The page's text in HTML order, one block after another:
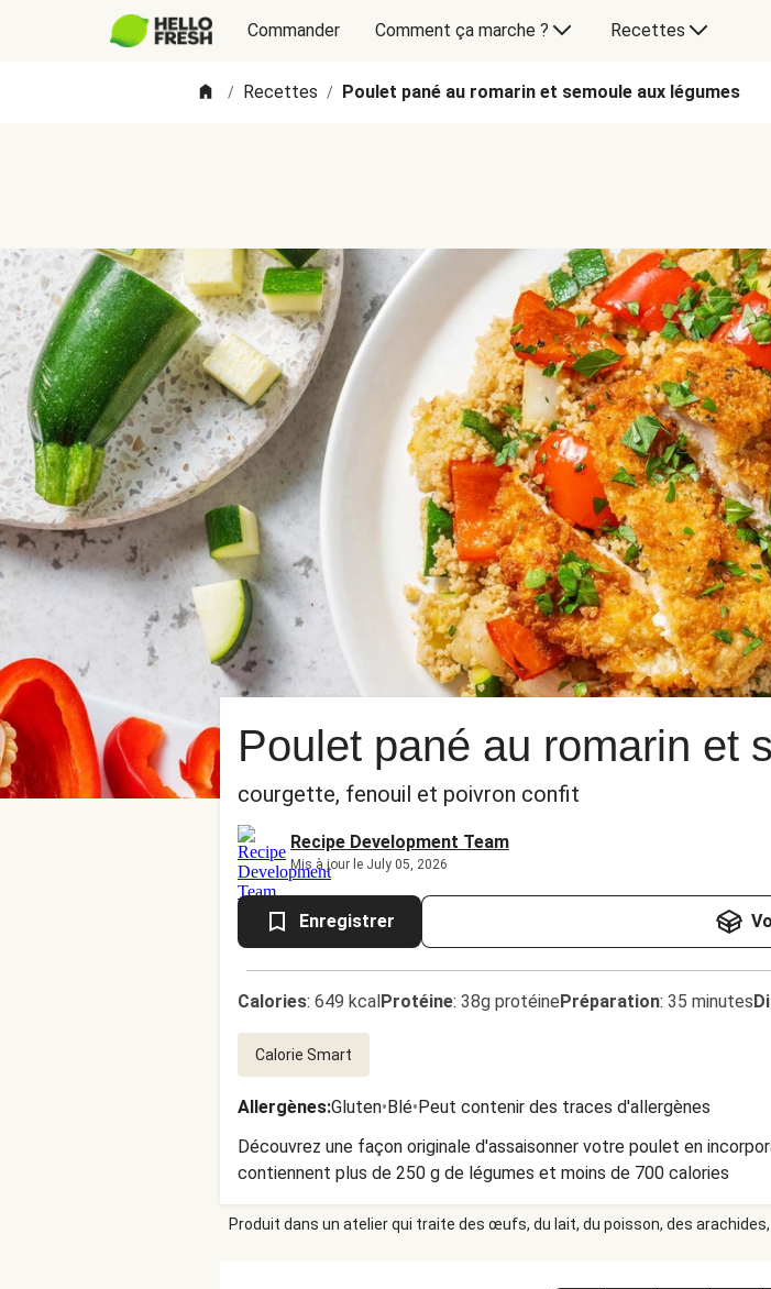
Commander Comment ça marche ? Recettes
/ Recettes / Poulet pané au romarin et semoule aux légumes
Poulet pané au romarin et
courgette, fenouil et poivron confit
Recipe Development Team
Mis à jour le July 05, 2026
Enregistrer
Calories: 649 kcalProtéine: 38g protéinePréparation: 35 minutes
Calorie Smart
Allergènes:Gluten•Blé•Peut contenir des traces d'allergènes
Découvrez une façon originale d'assaisonner votre poulet en
contiennent plus de 250 g de légumes et moins de 700 calories
Produit dans un atelier qui traite des œufs, du lait, du poisson, des